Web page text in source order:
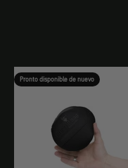
Pronto disponible de nuevo